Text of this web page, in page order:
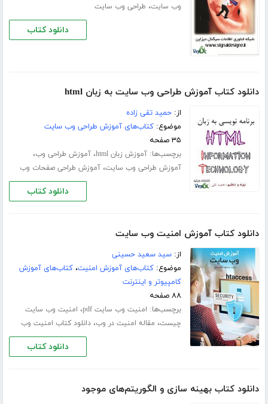
وب سایت، طراحی وب سایت
دانلود کتاب
دانلود کتاب آموزش طراحی وب سایت به زبان html
از:حمید تقی زاده
موضوع:کتاب‌های آموزش طراحی وب سایت
۳۵ صفحه
برچسب‌ها:آموزش زبان html ،آموزش طراحی وب،
آموزش طراحی وب سایت،آموزش طراحی صفحات وب
دانلود کتاب
دانلود کتاب آموزش امنیت وب سایت
از:سید سعید حسینی
موضوع:کتاب‌های آموزش امنیت،کتاب‌های آموزش
کامپیوتر و اینترنت
۸۸ صفحه
برچسب‌ها: امنیت وب سایت pdf ، امنیت وب سایت
چیست، مقاله امنیت در وب،دانلود کتاب امنیت وب
دانلود کتاب
دانلود کتاب بهینه سازی و الگوریتم‌های موجود